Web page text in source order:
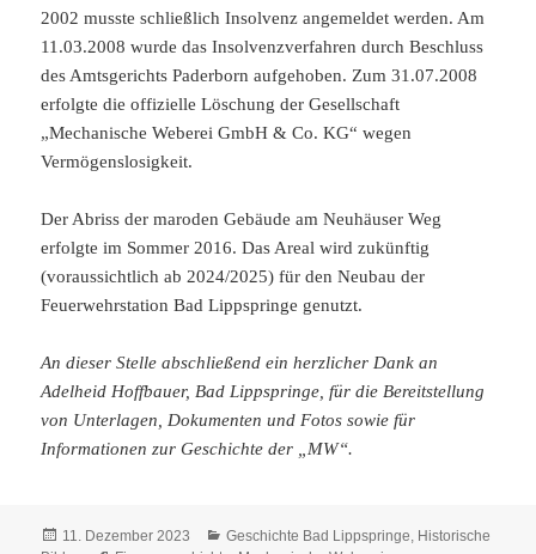
2002 musste schließlich Insolvenz angemeldet werden. Am
11.03.2008 wurde das Insolvenzverfahren durch Beschluss
des Amtsgerichts Paderborn aufgehoben. Zum 31.07.2008
erfolgte die offizielle Löschung der Gesellschaft
„Mechanische Weberei GmbH & Co. KG“ wegen
Vermögenslosigkeit.
Der Abriss der maroden Gebäude am Neuhäuser Weg
erfolgte im Sommer 2016. Das Areal wird zukünftig
(voraussichtlich ab 2024/2025) für den Neubau der
Feuerwehrstation Bad Lippspringe genutzt.
An dieser Stelle abschließend ein herzlicher Dank an
Adelheid Hoffbauer, Bad Lippspringe, für die Bereitstellung
von Unterlagen, Dokumenten und Fotos sowie für
Informationen zur Geschichte der „MW“.
Veröffentlicht
11. Dezember 2023 Kategorien
Geschichte Bad Lippspringe, Historische